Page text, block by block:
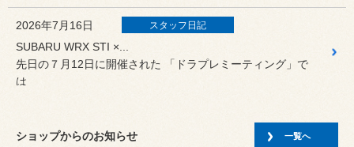
2026年7月16日 スタッフ日記
SUBARU WRX STI ×...
先日の７月12日に開催された 「ドラプレミーティング」で
は
NISSAN NV100クリッパ...
ショップからのお知らせ 一覧へ